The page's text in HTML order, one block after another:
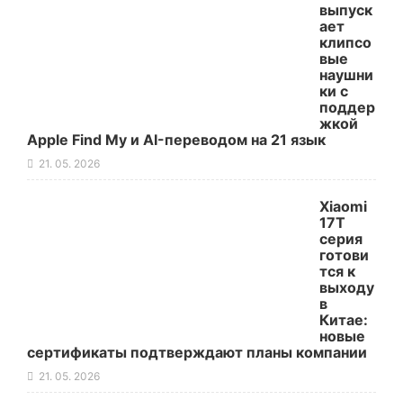
выпуск
ает
клипсо
вые
наушни
ки с
поддер
жкой
Apple Find My и AI-переводом на 21 язык
21. 05. 2026
Xiaomi
17T
серия
готови
тся к
выходу
в
Китае:
новые
сертификаты подтверждают планы компании
21. 05. 2026